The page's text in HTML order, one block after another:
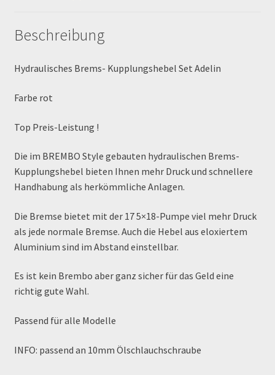
MERCHANDISE
My Account
Newsletter
Order Failed
TOPstrecken
Beschreibung
Hydraulisches Brems- Kupplungshebel Set Adelin
Farbe rot
Top Preis-Leistung !
Die im BREMBO Style gebauten hydraulischen Brems-
Kupplungshebel bieten Ihnen mehr Druck und schnellere
Handhabung als herkömmliche Anlagen.
Die Bremse bietet mit der 17 5×18-Pumpe viel mehr Druck
als jede normale Bremse. Auch die Hebel aus eloxiertem
Aluminium sind im Abstand einstellbar.
Es ist kein Brembo aber ganz sicher für das Geld eine
richtig gute Wahl.
Passend für alle Modelle
INFO: passend an 10mm Ölschlauchschraube